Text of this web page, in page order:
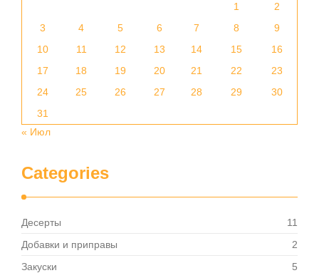
1
2
3
4 5 6 7 8
9
10
11 12 13 14 15
16
17
18 19 20 21 22
23
24
25 26 27 28 29
30
31
« Июл
Categories
Десерты
11
Добавки и приправы
2
Закуски
5